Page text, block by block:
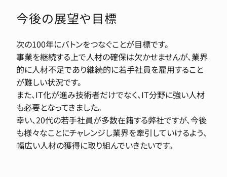
今後の展望や目標
次の100年にバトンをつなぐことが目標です。
事業を継続する上で人材の確保は欠かせませんが、業界
的に人材不足であり継続的に若手社員を雇用すること
が難しい状況です。
また、IT化が進み技術者だけでなく、IT分野に強い人材
も必要となってきました。
幸い、20代の若手社員が多数在籍する弊社ですが、今後
も様々なことにチャレンジし業界を牽引していけるよう、
幅広い人材の獲得に取り組んでいきたいです。